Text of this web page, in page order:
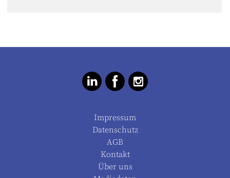
Impressum
Datenschutz
AGB
Kontakt
Über uns